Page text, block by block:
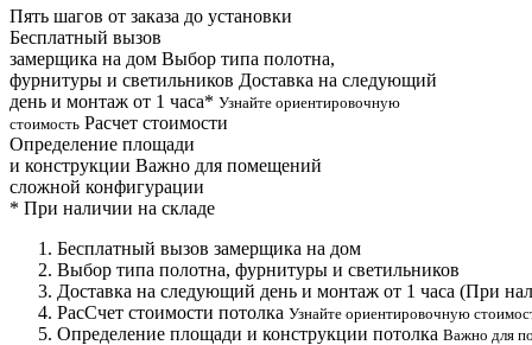
Пять шагов от заказа до установки
Бесплатный вызов
замерщика на дом Выбор типа полотна,
фурнитуры и светильников Доставка на следующий
день и монтаж от 1 часа* Узнайте ориентировочную
стоимость Расчет стоимости
Определение площади
и конструкции Важно для помещений
сложной конфигурации
* При наличии на складе
Бесплатный вызов замерщика на дом
Выбор типа полотна, фурнитуры и светильников
Доставка на следующий день и монтаж от 1 часа (При
РасСчет стоимости потолка Узнайте ориентировочную
Определение площади и конструкции потолка Важно для